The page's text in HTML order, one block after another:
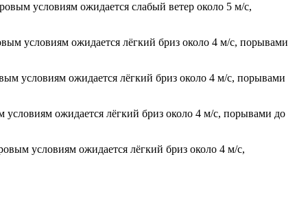
условиям ожидается слабый ветер около 5 м/с,
условиям ожидается лёгкий бриз около 4 м/с, порывами
условиям ожидается лёгкий бриз около 4 м/с, порывами
условиям ожидается лёгкий бриз около 4 м/с, порывами до
условиям ожидается лёгкий бриз около 4 м/с,